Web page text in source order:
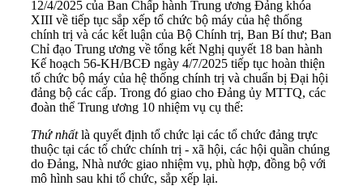
12/4/2025 của Ban Chấp hành Trung ương Đảng khóa
XIII về tiếp tục sắp xếp tổ chức bộ máy của hệ thống
chính trị và các kết luận của Bộ Chính trị, Ban Bí thư; Ban
Chỉ đạo Trung ương về tổng kết Nghị quyết 18 ban hành
Kế hoạch 56-KH/BCĐ ngày 4/7/2025 tiếp tục hoàn thiện
tổ chức bộ máy của hệ thống chính trị và chuẩn bị Đại hội
đảng bộ các cấp. Trong đó giao cho Đảng ủy MTTQ, các
đoàn thể Trung ương 10 nhiệm vụ cụ thể:
Thứ nhấtlà quyết định tổ chức lại các tổ chức đảng trực
thuộc tại các tổ chức chính trị - xã hội, các hội quần chúng
do Đảng, Nhà nước giao nhiệm vụ, phù hợp, đồng bộ với
mô hình sau khi tổ chức, sắp xếp lại.